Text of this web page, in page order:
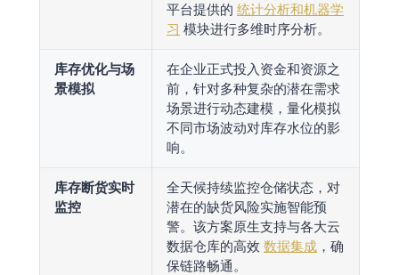
平台提供的 统计分析和机器学
习 模块进行多维时序分析。
库存优化与场
景模拟
在企业正式投入资金和资源之
前，针对多种复杂的潜在需求
场景进行动态建模，量化模拟
不同市场波动对库存水位的影
响。
库存断货实时
监控
全天候持续监控仓储状态，对
潜在的缺货风险实施智能预
警。该方案原生支持与各大云
数据仓库的高效 数据集成 ，确
保链路畅通。